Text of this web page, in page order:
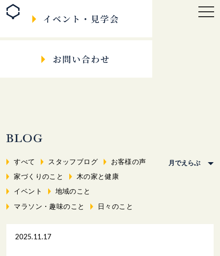
すべて スタッフブログ
お客様の声
家づくりのこと
木の家と健康
イベント
地域のこと
マラソン・趣味のこと
日々のこと
2025.11.17